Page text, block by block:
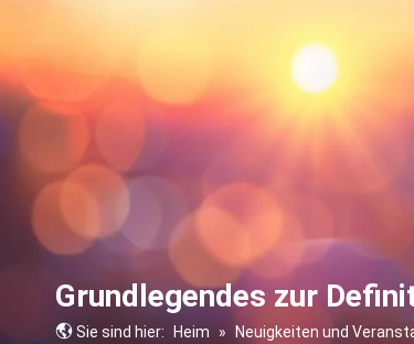
Grundlegendes zur
Sie sind hier: Heim » Neuigkeiten und